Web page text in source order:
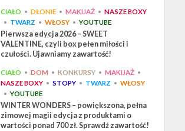
CIAŁO • DŁONIE • MAKIJAŻ • NASZE BOXY
• TWARZ • WŁOSY • YOUTUBE
Pierwsza edycja 2026 – SWEET
VALENTINE, czyli box pełen miłości i
czułości. Ujawniamy zawartość!
CIAŁO • DOM • KONKURSY • MAKIJAŻ •
NASZE BOXY • STOPY • TWARZ • WŁOSY
• YOUTUBE
WINTER WONDERS – powiększona, pełna
zimowej magii edycja z produktami o
wartości ponad 700 zł. Sprawdź zawartość!